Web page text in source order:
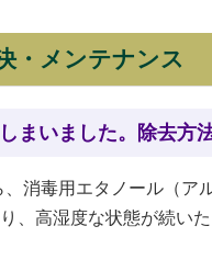
・メンテナンス
まいました。除去方
消毒用エタノール（ア
、高湿度な状態が続い